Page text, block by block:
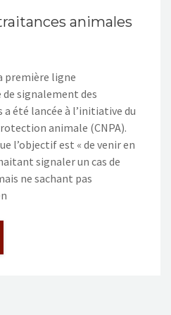
animales
première ligne
signalement des
été lancée à l’initiative du
animale (CNPA).
l’objectif est « de venir en
signaler un cas de
ne sachant pas